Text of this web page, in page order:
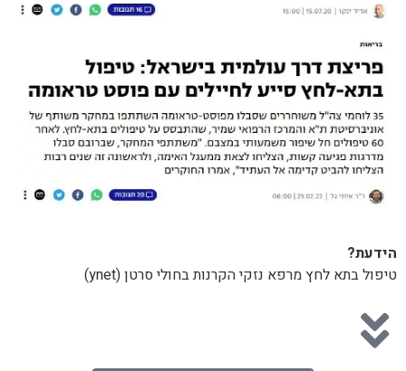
הידעת?
טיפול בתא לחץ מרפא נזקי הקרנות בחולי סרטן (ynet)